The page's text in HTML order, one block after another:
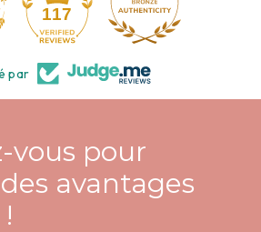
117
par
vous pour
avantages